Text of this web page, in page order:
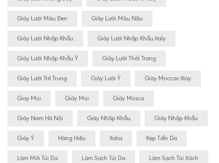
Giày Lười Màu Đen Giày Lười Màu Nâu
Giày Lười Nhập Khẩu Giày Lười Nhập Khẩu Italy
Giày Lười Nhập Khẩu Ý Giày Lười Thời Trang
Giày Lười Trẻ Trung Giày Lười Ý Giày Moccas Itlay
Giay Mọi Giày Mọi Giày Mosca
Giày Nam Hà Nội Giày Nhâp Khẩu Giày Nhập Khẩu
Giày Ý Hàng Hiệu Italia Kẹp Tiền Da
Làm Mới Túi Da Làm Sạch Túi Da Làm Sạch Túi Xách